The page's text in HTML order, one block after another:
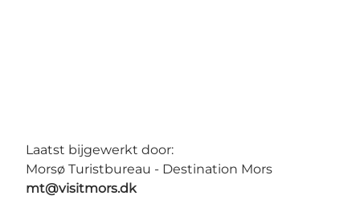
Laatst bijgewerkt door:
Morsø Turistbureau - Destination Mors
mt@visitmors.dk